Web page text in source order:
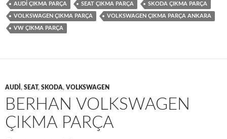
AUDI ÇIKMA PARÇA SEAT ÇIKMA PARÇA SKODA ÇIKMA PARÇA
VOLKSWAGEN ÇIKMA PARÇA VOLKSWAGEN ÇIKMA PARÇA ANKARA
VW ÇIKMA PARÇA
AUDI , SEAT, SKODA, VOLKSWAGEN
BERHAN VOLKSWAGEN
ÇIKMA PARÇA